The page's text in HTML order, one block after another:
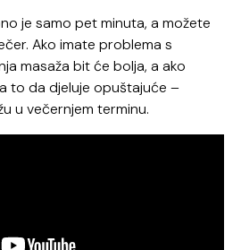
je samo pet minuta, a možete
Ako imate problema s
masaža bit će bolja, a ako
to da djeluje opuštajuće –
u večernjem terminu.